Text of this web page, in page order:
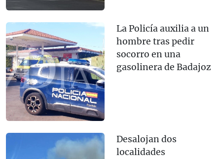
La Policía auxilia a un
hombre tras pedir
socorro en una
gasolinera de Badajoz
Desalojan dos
localidades